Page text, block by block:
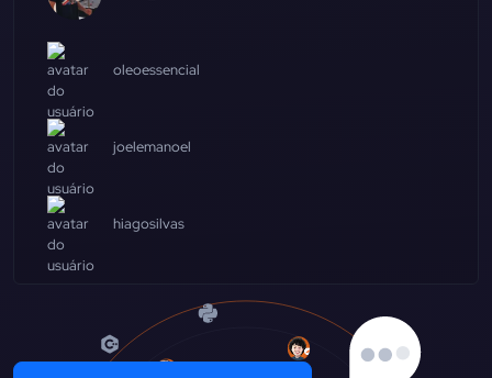
oleoessencial
joelemanoel
hiagosilvas